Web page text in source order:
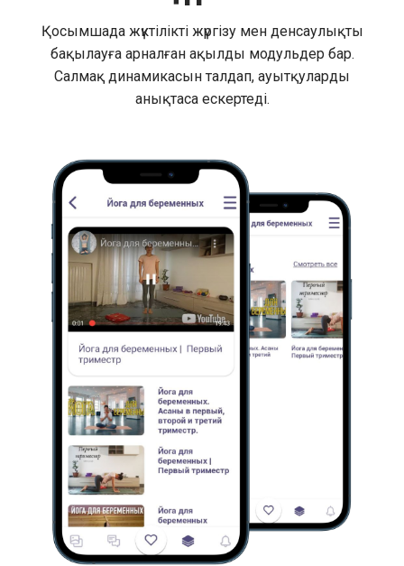
Қосымшада жүктілікті жүргізу мен денсаулықты
бақылауға арналған ақылды модульдер бар.
Салмақ динамикасын талдап, ауытқуларды
анықтаса ескертеді.